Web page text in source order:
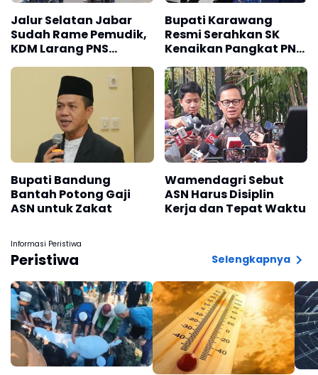
Jalur Selatan Jabar
Sudah Rame Pemudik,
KDM Larang PNS
Gunakan Mobil Dinas
Untuk Mudik
Bupati Karawang
Resmi Serahkan SK
Kenaikan Pangkat PNS,
CPNS STTD dan Ambil
Sumpah Pejabat
Fungsional
Bupati Bandung
Bantah Potong Gaji
ASN untuk Zakat
Wamendagri Sebut
ASN Harus Disiplin
Kerja dan Tepat Waktu
Informasi Peristiwa
Peristiwa Selengkapnya